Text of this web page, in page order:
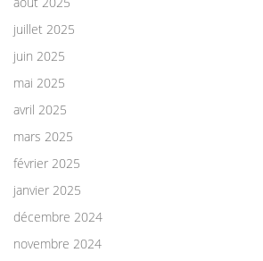
juillet 2025
juin 2025
mai 2025
avril 2025
mars 2025
février 2025
janvier 2025
décembre 2024
novembre 2024